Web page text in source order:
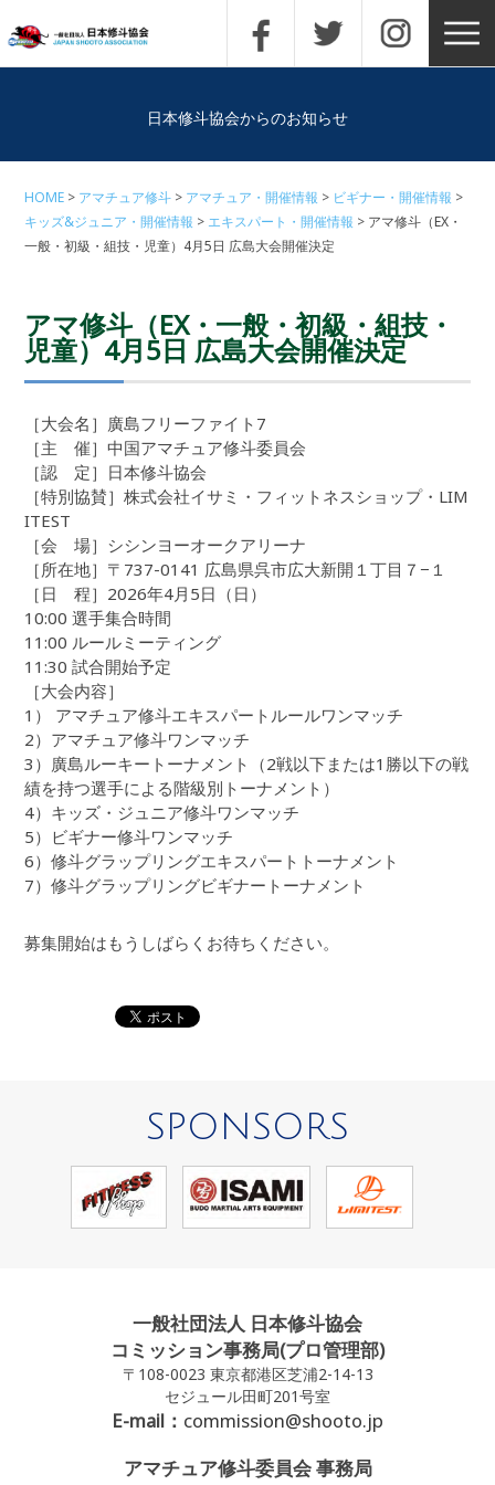
日本修斗協会からのお知らせ
HOME アマチュア修斗 アマチュア・開催情報
ビギナー・開催情報
キッズ&ジュニア・開催情報
エキスパート・開催情報
アマ修斗（EX・
一般・初級・組技・児童）4月5日 広島大会開催決定
アマ修斗（EX・一般・初級・組技・
児童）4月5日 広島大会開催決定
［大会名］廣島フリーファイト7
［主 催］中国アマチュア修斗委員会
［認 定］日本修斗協会
［特別協賛］株式会社イサミ・フィットネスショップ・LIM
ITEST
［会 場］シシンヨーオークアリーナ
［所在地］〒737-0141 広島県呉市広大新開１丁目７−１
［日 程］2026年4月5日（日）
10:00 選手集合時間
11:00 ルールミーティング
11:30 試合開始予定
［大会内容］
1） アマチュア修斗エキスパートルールワンマッチ
2）アマチュア修斗ワンマッチ
3）廣島ルーキートーナメント（2戦以下または1勝以下の戦
績を持つ選手による階級別トーナメント）
4）キッズ・ジュニア修斗ワンマッチ
5）ビギナー修斗ワンマッチ
6）修斗グラップリングエキスパートトーナメント
7）修斗グラップリングビギナートーナメント
募集開始はもうしばらくお待ちください。
SPONSORS
一般社団法人 日本修斗協会
コミッション事務局(プロ管理部)
〒108-0023 東京都港区芝浦2-14-13
セジュール田町201号室
E-mail： commission@shooto.jp
アマチュア修斗委員会 事務局